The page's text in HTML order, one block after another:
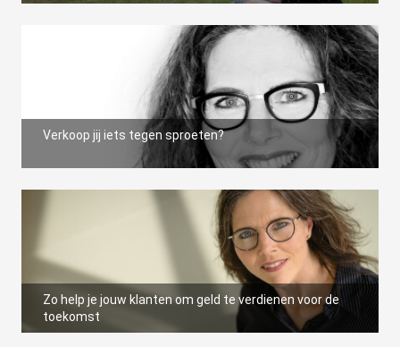
Verkoop jij iets tegen sproeten?
Zo help je jouw klanten om geld te verdienen voor de
toekomst